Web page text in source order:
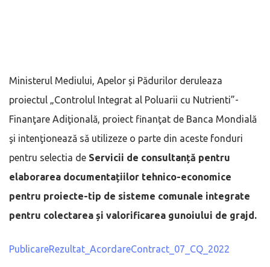
Ministerul Mediului, Apelor și Pădurilor deruleaza
proiectul „Controlul Integrat al Poluarii cu Nutrienti”-
Finanţare Adiţională, proiect finanţat de Banca Mondială
şi intenţionează să utilizeze o parte din aceste fonduri
pentru selectia de Servicii de consultanță pentru
elaborarea documentațiilor tehnico-economice
pentru proiecte-tip de sisteme comunale integrate
pentru colectarea și valorificarea gunoiului de grajd.
PublicareRezultat_AcordareContract_07_CQ_2022